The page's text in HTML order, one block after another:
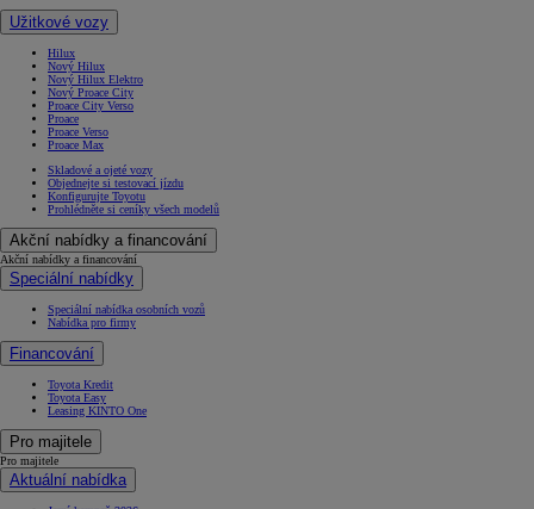
Užitkové vozy
Hilux
Nový Hilux
Nový Hilux Elektro
Nový Proace City
Proace City Verso
Proace
Proace Verso
Proace Max
Skladové a ojeté vozy
Objednejte si testovací jízdu
Konfigurujte Toyotu
Prohlédněte si ceníky všech modelů
Akční nabídky a financování
Akční nabídky a financování
Speciální nabídky
Speciální nabídka osobních vozů
Nabídka pro firmy
Financování
Toyota Kredit
Toyota Easy
Leasing KINTO One
Pro majitele
Pro majitele
Aktuální nabídka